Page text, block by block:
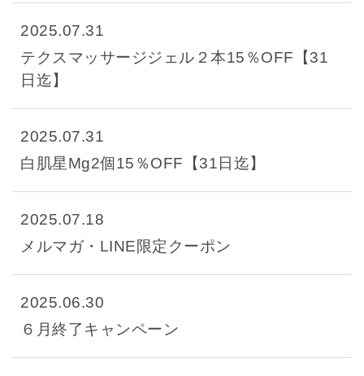
2025.07.31
テクスマッサージジェル２本15％OFF【31
日迄】
2025.07.31
白肌星Mg2個15％OFF【31日迄】
2025.07.18
メルマガ・LINE限定クーポン
2025.06.30
６月終了キャンペーン